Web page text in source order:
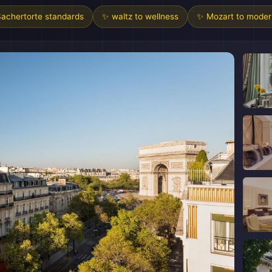
standards ✨ waltz to wellness ✨ Mozart to